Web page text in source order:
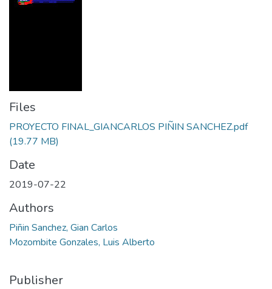
Files
PROYECTO FINAL_GIANCARLOS PIÑIN SANCHEZ.pdf
(19.77 MB)
Date
2019-07-22
Authors
Piñin Sanchez, Gian Carlos
Mozombite Gonzales, Luis Alberto
Publisher